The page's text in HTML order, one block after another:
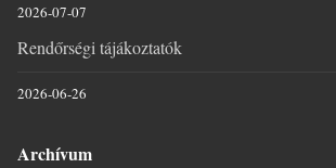
2026-07-07
Rendőrségi tájákoztatók
2026-06-26
Archívum